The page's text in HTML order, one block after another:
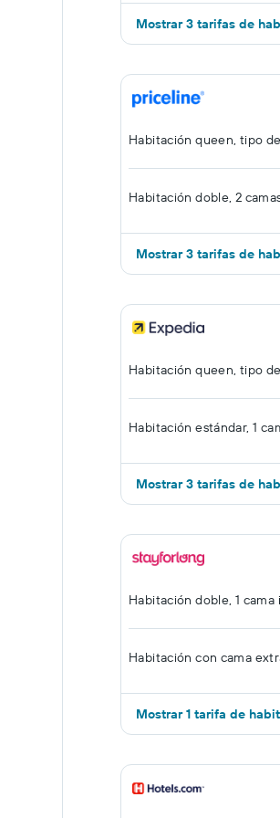
Mostrar 3 tarifas de
Habitación queen, tipo
Habitación doble, 2
Mostrar 3 tarifas de
Habitación queen, tipo
Habitación estándar, 1
Mostrar 3 tarifas de
Habitación doble, 1 cama
Habitación con cama
Mostrar 1 tarifa de